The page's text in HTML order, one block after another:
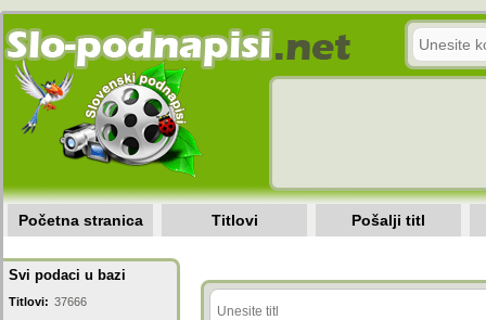
Početna stranica Titlovi Pošalji titl
Svi podaci u bazi
Titlovi: 37666